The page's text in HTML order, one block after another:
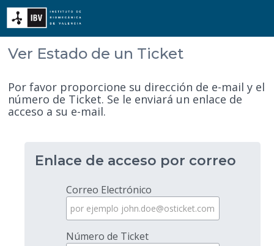
Ver Estado de un Ticket
Por favor proporcione su dirección de e-mail y el
número de Ticket. Se le enviará un enlace de
acceso a su e-mail.
Enlace de acceso por correo
Correo Electrónico
Número de Ticket